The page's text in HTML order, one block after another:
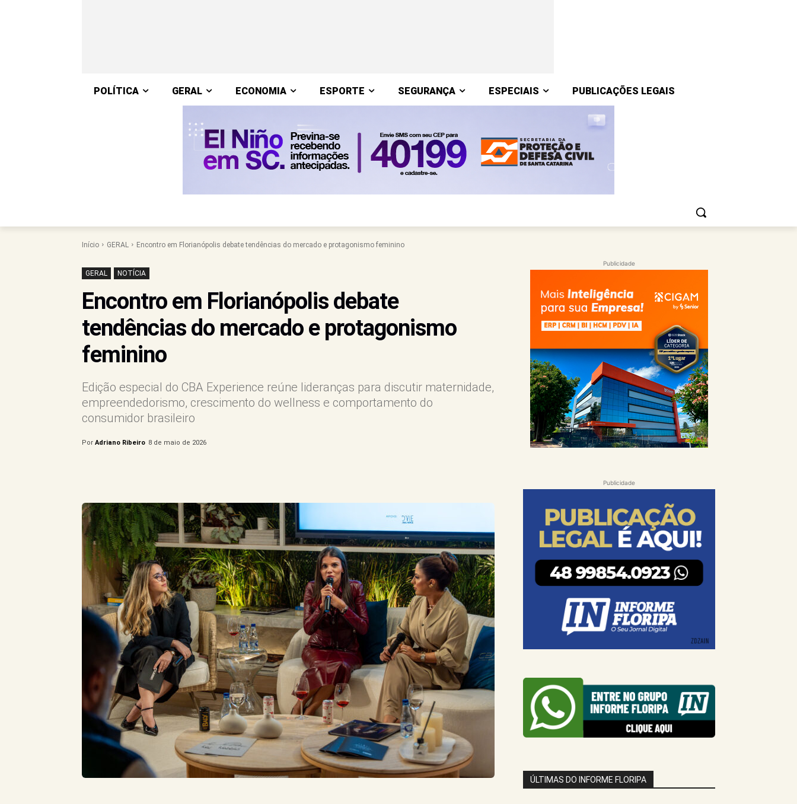
POLÍTICA GERAL ECONOMIA ESPORTE SEGURANÇA ESPECIAIS PUBLICAÇÕES LEGAIS
Início GERAL Encontro em Florianópolis debate tendências do mercado e protagonismo feminino
GERAL NOTÍCIA
Encontro em Florianópolis debate
tendências do mercado e protagonismo
feminino
Edição especial do CBA Experience reúne lideranças para discutir maternidade,
empreendedorismo, crescimento do wellness e comportamento do
consumidor brasileiro
Por Adriano Ribeiro 8 de maio de 2026
Publicidade
Publicidade
ÚLTIMAS DO INFORME FLORIPA